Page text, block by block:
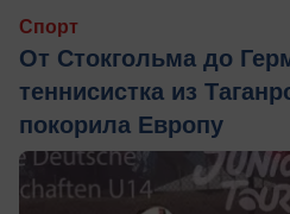
Спорт
От Стокгольма до
теннисистка из
покорила Европу